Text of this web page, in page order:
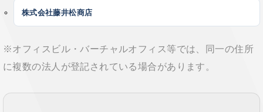
株式会社藤井松商店
※オフィスビル・バーチャルオフィス等では、同一の住所
に複数の法人が登記されている場合があります。